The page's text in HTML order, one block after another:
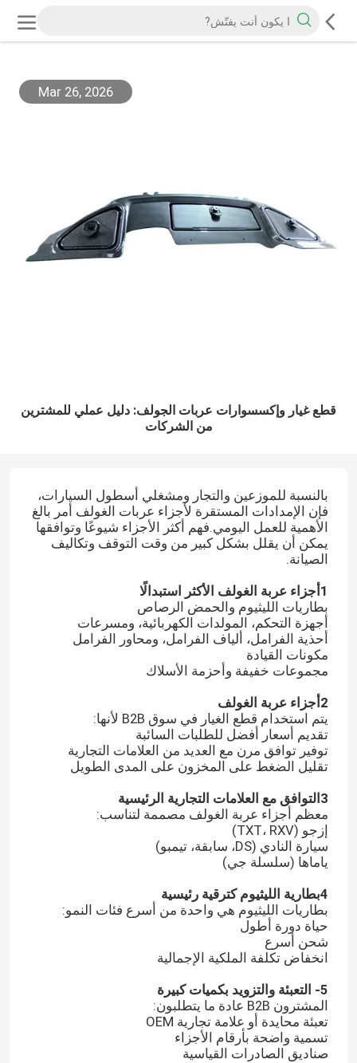
Mar 26, 2026
قطع غيار وإكسسوارات عربات الجولف: دليل عملي للمشترين
من الشركات
بالنسبة للموزعين والتجار ومشغلي أسطول السيارات،
فإن الإمدادات المستقرة لأجزاء عربات الغولف أمر بالغ
الأهمية للعمل اليومي.فهم أكثر الأجزاء شيوعًا وتوافقها
يمكن أن يقلل بشكل كبير من وقت التوقف وتكاليف
الصيانة.
1أجزاء عربة الغولف الأكثر استبدالًا
بطاريات الليثيوم والحمض الرصاص
أجهزة التحكم، المولدات الكهربائية، ومسرعات
أحذية الفرامل، ألياف الفرامل، ومحاور الفرامل
مكونات القيادة
مجموعات خفيفة وأحزمة الأسلاك
2أجزاء عربة الغولف
يتم استخدام قطع الغيار في سوق B2B لأنها:
تقديم أسعار أفضل للطلبات السائبة
توفير توافق مرن مع العديد من العلامات التجارية
تقليل الضغط على المخزون على المدى الطويل
3التوافق مع العلامات التجارية الرئيسية
معظم أجزاء عربة الغولف مصممة لتناسب:
إزجو (TXT، RXV)
سيارة النادي (DS، سابقة، تيمبو)
ياماها (سلسلة جي)
4بطارية الليثيوم كترقية رئيسية
بطاريات الليثيوم هي واحدة من أسرع فئات النمو:
حياة دورة أطول
شحن أسرع
انخفاض تكلفة الملكية الإجمالية
5- التعبئة والتزويد بكميات كبيرة
المشترون B2B عادة ما يتطلبون:
تعبئة محايدة أو علامة تجارية OEM
تسمية واضحة بأرقام الأجزاء
صناديق الصادرات القياسية